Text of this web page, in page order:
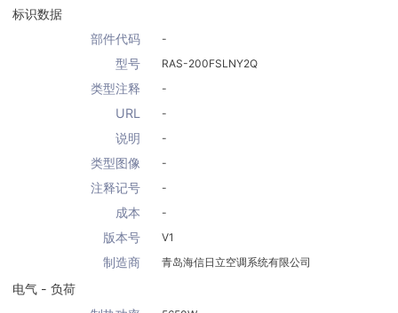
标识数据
部件代码
-
型号 RAS-200FSLNY2Q
类型注释 -
URL -
说明 -
类型图像 -
注释记号 -
成本 -
版本号 V1
制造商 青岛海信日立空调系统有限公司
电气 - 负荷